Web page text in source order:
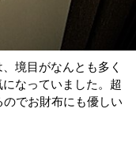
境目がなんとも多く
なっていました。超
でお財布にも優しい